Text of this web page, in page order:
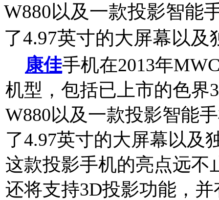
W880以及一款投影智能
了4.97英寸的大屏幕以及
康佳手机在2013年
机型，包括已上市的色界
W880以及一款投影智能
了4.97英寸的大屏幕以及
这款投影手机的亮点远不
还将支持3D投影功能，